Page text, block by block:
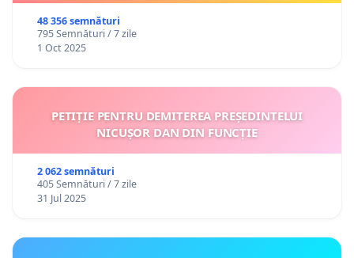
48 356 semnături
795 Semnături / 7 zile
1 Oct 2025
PETIȚIE PENTRU DEMITEREA PREȘEDINTELUI
NICUȘOR DAN DIN FUNCȚIE
2 062 semnături
405 Semnături / 7 zile
31 Jul 2025